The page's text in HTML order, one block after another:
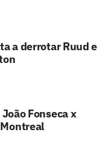
a derrotar Ruud e
Fonseca x